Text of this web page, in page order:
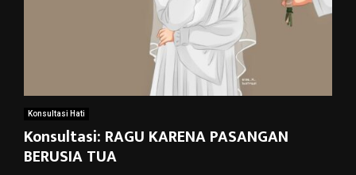
Konsultasi Hati
Konsultasi: RAGU KARENA PASANGAN
BERUSIA TUA